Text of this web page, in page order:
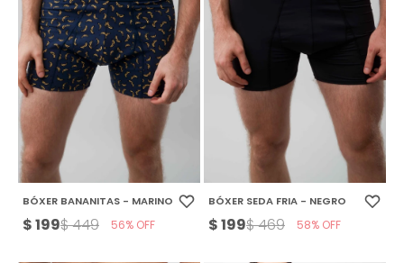
BÓXER BANANITAS - MARINO
$199$449 56
BÓXER SEDA FRIA - NEGRO
$199$469 58